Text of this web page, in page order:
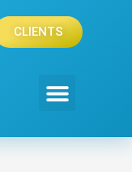
CLIENTS